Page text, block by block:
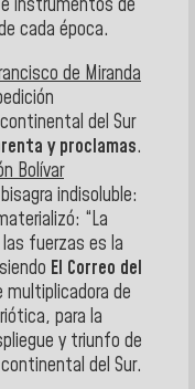
instrumentos de
cada época.
de Miranda
del Sur
y proclamas.
Bolívar
indisoluble:
“La
fuerzas es la
El Correo del
de
para la
y triunfo de
del Sur.